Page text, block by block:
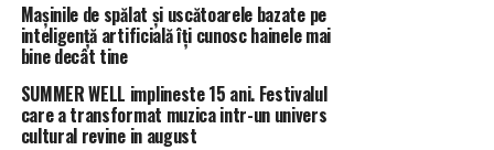
Mașinile de spălat și uscătoarele bazate pe
inteligență artificială îți cunosc hainele mai
bine decât tine
SUMMER WELL implineste 15 ani. Festivalul
care a transformat muzica intr-un univers
cultural revine in august